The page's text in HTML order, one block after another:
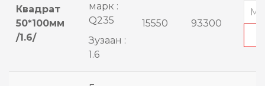
Квадрат
50*100мм
/1.6/
марк :
Q235
Зузаан :
1.6
15550 93300